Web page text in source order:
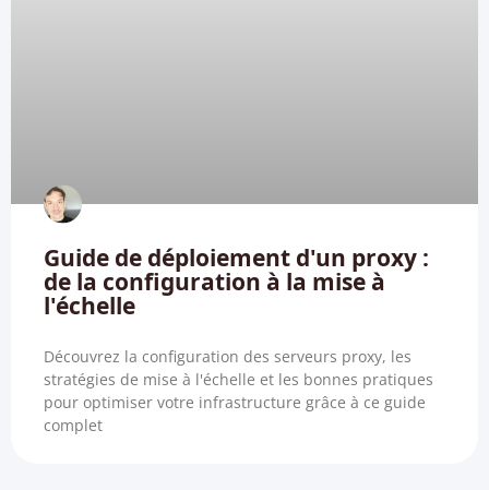
Guide de déploiement d'un proxy :
de la configuration à la mise à
l'échelle
Découvrez la configuration des serveurs proxy, les
stratégies de mise à l'échelle et les bonnes pratiques
pour optimiser votre infrastructure grâce à ce guide
complet